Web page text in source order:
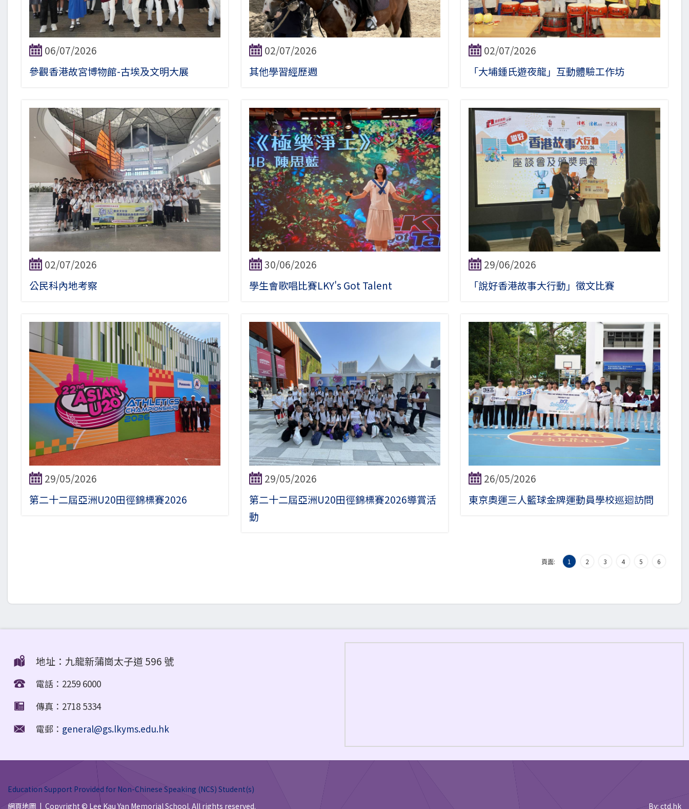
06/07/2026
參觀香港故宮博物館-古埃及文明大展
02/07/2026
其他學習經歷週
02/07/2026
「大埔鍾氏遊夜龍」互動體驗工作坊
02/07/2026
公民科內地考察
30/06/2026
學生會歌唱比賽LKY's Got Talent
29/06/2026
「說好香港故事大行動」徵文比賽
29/05/2026
第二十二屆亞洲U20田徑錦標賽2026
29/05/2026
第二十二屆亞洲U20田徑錦標賽2026導賞活
動
26/05/2026
東京奧運三人籃球金牌運動員學校巡迴訪問
頁面: 1 2 3 4 5 6
地址：九龍新蒲崗太子道 596 號
電話：2259 6000
傳真：2718 5334
電郵： general@gs.lkyms.edu.hk
Education Support Provided for Non-Chinese Speaking (NCS) Student(s)
網頁地圖 | Copyright © Lee Kau Yan Memorial School. All rights reserved. By: ctd.hk